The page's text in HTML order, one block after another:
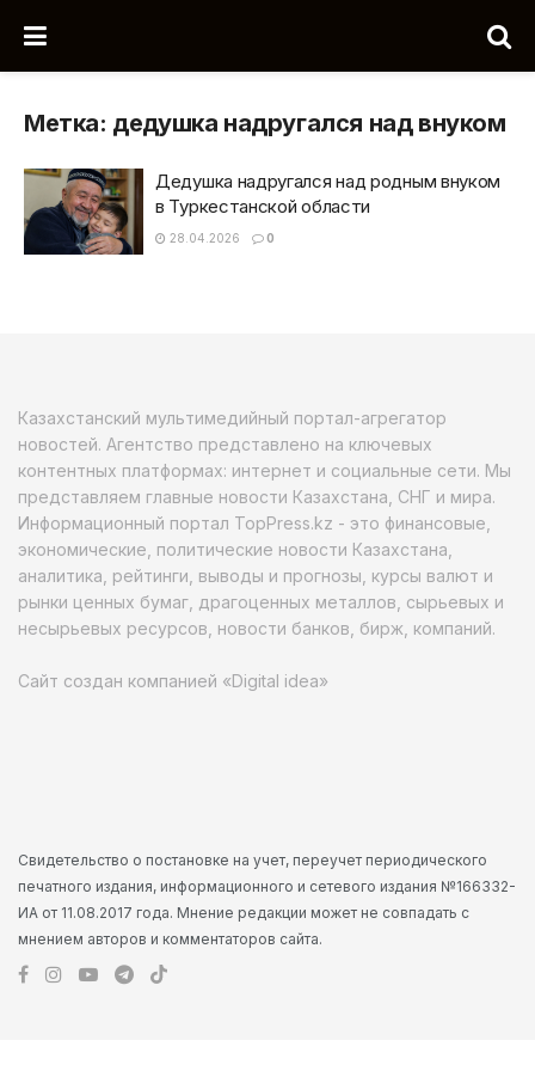
Метка: дедушка надругался над внуком
Дедушка надругался над родным внуком
в Туркестанской области
28.04.2026 0
Казахстанский мультимедийный портал-агрегатор
новостей. Агентство представлено на ключевых
контентных платформах: интернет и социальные сети. Мы
представляем главные новости Казахстана, СНГ и мира.
Информационный портал TopPress.kz - это финансовые,
экономические, политические новости Казахстана,
аналитика, рейтинги, выводы и прогнозы, курсы валют и
рынки ценных бумаг, драгоценных металлов, сырьевых и
несырьевых ресурсов, новости банков, бирж, компаний.
Сайт создан компанией «Digital idea»
Свидетельство о постановке на учет, переучет периодического
печатного издания, информационного и сетевого издания №166332-
ИА от 11.08.2017 года. Мнение редакции может не совпадать с
мнением авторов и комментаторов сайта.